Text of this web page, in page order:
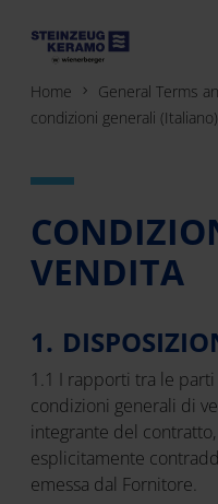
Home General Terms
condizioni generali (Italiano)
VENDITA
1.
1.1 I rapporti tra le
condizioni generali di
integrante del
esplicitamente
emessa dal Fornitore.